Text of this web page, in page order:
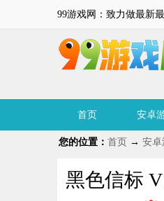
99游戏网：致力做最新
首页 安卓
您的位置： 首页 → 安卓
黑色信标